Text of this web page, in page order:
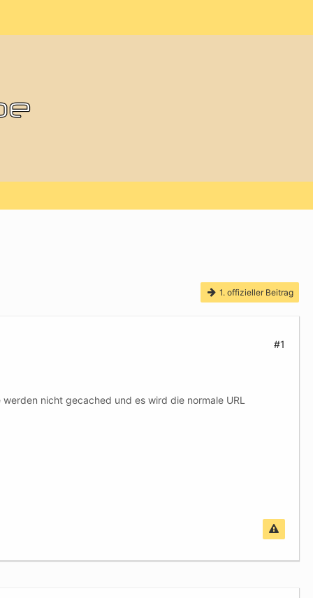
1. offizieller Beitrag
#1
nicht gecached und es wird die normale URL